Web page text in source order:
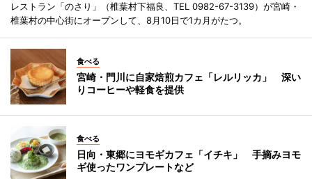
レストラン「のさり」（椎葉村下福良、TEL 0982-67-3139）が宮崎・
椎葉村の中心街にオープンして、8月10日で1カ月がたつ。
食べる
宮崎・門川に自家焙煎カフェ「レルリッカ」 深い
りコーヒーや軽食を提供
食べる
日向・東郷にヨモギカフェ「イチキ」 手摘みヨモ
ギ使ったワンプレートなど